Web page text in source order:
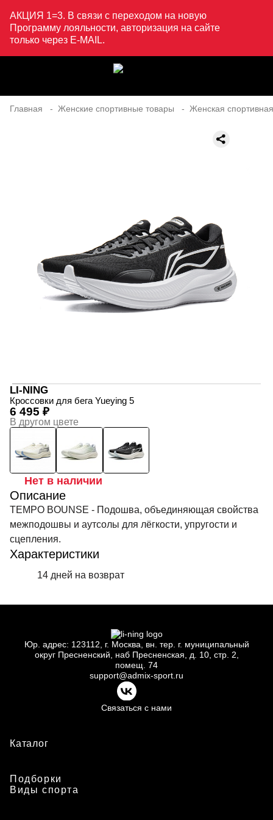
АКЦИЯ 1=3. В связи с переходом на новую
Программу лояльности, авторизация на сайте
только через E-MAIL.
Главная Женские спортивные товары Женская
LI-NING
Кроссовки для бега Yueying 5
6 495 ₽
В другом цвете
Нет в наличии
Описание
TEMPO BOUNSE - Подошва, объединяющая свойства
межподошвы и аутсолы для лёгкости, упругости и
сцепления.
Характеристики
14 дней на возврат
Юр. адрес: 123112, г. Москва, вн. тер. г. муниципальный
округ Пресненский, наб Пресненская, д.
10, стр. 2,
помещ. 74
support@admix-sport.ru
Связаться с нами
Каталог
Подборки
Виды спорта